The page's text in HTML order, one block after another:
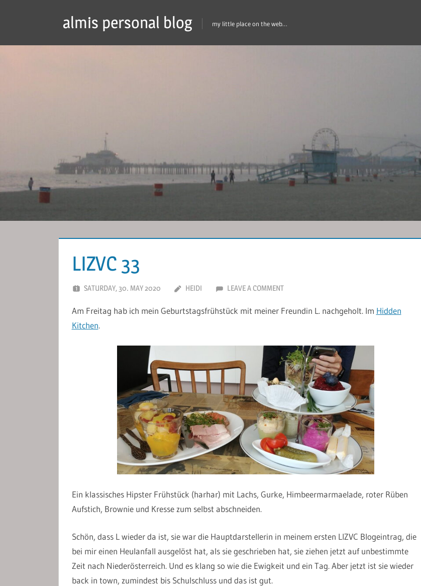
almis personal blog my little place on the web…
LIZVC 33
SATURDAY, 30. MAY 2020 HEIDI LEAVE A COMMENT
Am Freitag hab ich mein Geburtstagsfrühstück mit meiner Freundin L. nachgeholt. Im Hidden
Kitchen.
Ein klassisches Hipster Frühstück (harhar) mit Lachs, Gurke, Himbeermarmaelade, roter Rüben
Aufstich, Brownie und Kresse zum selbst abschneiden.
Schön, dass L wieder da ist, sie war die Hauptdarstellerin in meinem ersten LIZVC Blogeintrag, die
bei mir einen Heulanfall ausgelöst hat, als sie geschrieben hat, sie ziehen jetzt auf unbestimmte
Zeit nach Niederösterreich. Und es klang so wie die Ewigkeit und ein Tag. Aber jetzt ist sie wieder
back in town, zumindest bis Schulschluss und das ist gut.